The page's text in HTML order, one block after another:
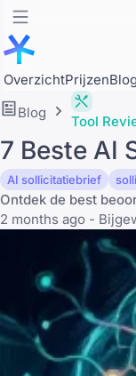
OverzichtPrijzenBlog
Blog
Tool
7 Beste AI
AI sollicitatiebrief
Ontdek de best
2 months ago -